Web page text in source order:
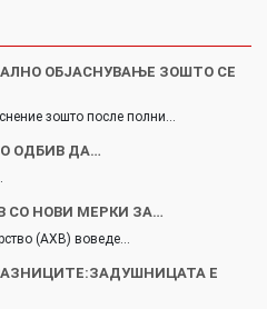
ОБЈАСНУВАЊЕ ЗОШТО СЕ
зошто после полни…
ОДБИВ ДА…
СО НОВИ МЕРКИ ЗА…
(АХВ) воведе…
Е